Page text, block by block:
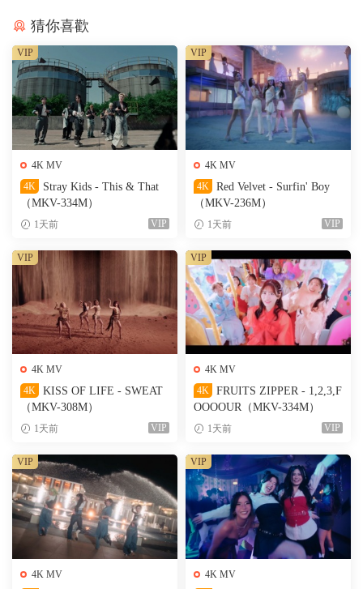
猜你喜歡
4K MV
4K
Stray Kids - This & That
（MKV-334M）
1天前 VIP
VIP
4K MV
4K
Red Velvet - Surfin' Boy
（MKV-236M）
1天前 VIP
VIP
4K MV
4K
KISS OF LIFE - SWEAT
（MKV-308M）
1天前 VIP
VIP
4K MV
4K
FRUITS ZIPPER - 1,2,3,F
OOOOUR（MKV-334M）
1天前 VIP
VIP
4K MV
VIP
4K MV
VIP